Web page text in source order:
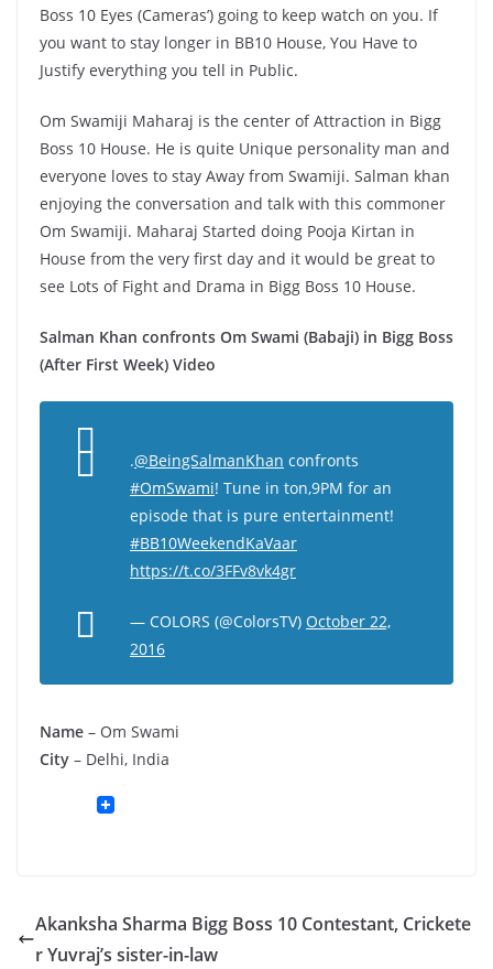
Boss 10 Eyes (Cameras’) going to keep watch on you. If
you want to stay longer in BB10 House, You Have to
Justify everything you tell in Public.
Om Swamiji Maharaj is the center of Attraction in Bigg
Boss 10 House. He is quite Unique personality man and
everyone loves to stay Away from Swamiji. Salman khan
enjoying the conversation and talk with this commoner
Om Swamiji. Maharaj Started doing Pooja Kirtan in
House from the very first day and it would be great to
see Lots of Fight and Drama in Bigg Boss 10 House.
Salman Khan confronts Om Swami (Babaji) in Bigg Boss
(After First Week) Video
.@BeingSalmanKhan confronts
#OmSwami! Tune in ton,9PM for an
episode that is pure entertainment!
#BB10WeekendKaVaar
https://t.co/3FFv8vk4gr
— COLORS (@ColorsTV) October 22,
2016
Name – Om Swami
City – Delhi, India
Akanksha Sharma Bigg Boss 10 Contestant, Crickete
r Yuvraj’s sister-in-law